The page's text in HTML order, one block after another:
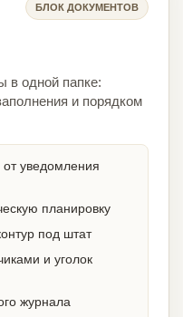
БЛОК ДОКУМЕНТОВ
в одной папке:
и порядком
уведомления
планировку
под штат
и уголок
журнала